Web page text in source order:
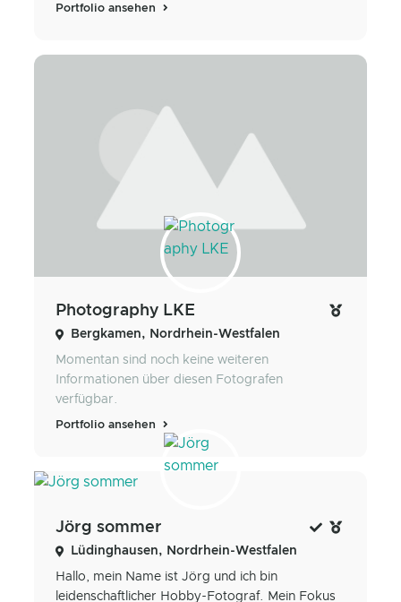
Portfolio ansehen
Photography LKE
Bergkamen, Nordrhein-Westfalen
Momentan sind noch keine weiteren
Informationen über diesen Fotografen
verfügbar.
Portfolio ansehen
Jörg sommer
Lüdinghausen, Nordrhein-Westfalen
Hallo, mein Name ist Jörg und ich bin
leidenschaftlicher Hobby-Fotograf. Mein Fokus